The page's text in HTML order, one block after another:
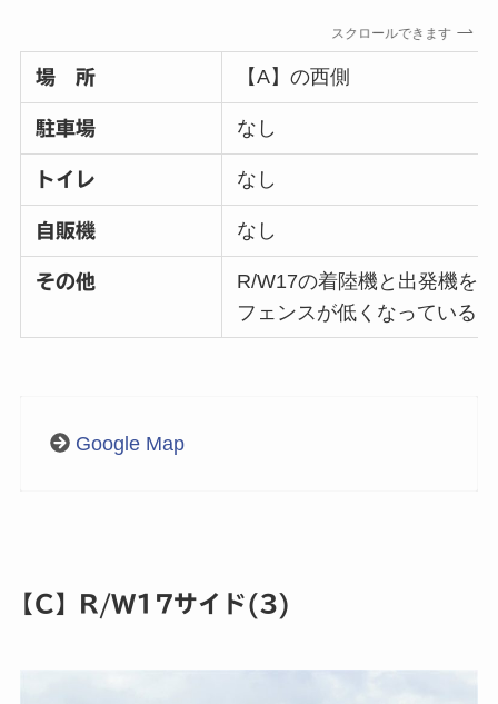
スクロールできます
場 所 【A】の西側
駐車場 なし
トイレ なし
自販機 なし
その他
R/W17の着陸機と出発機を
フェンスが低くなっている
Google Map
【C】R/W17サイド(3)